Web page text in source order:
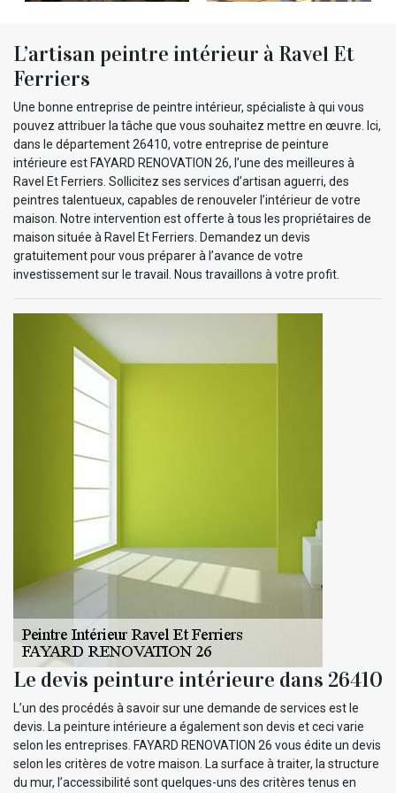
L’artisan peintre intérieur à Ravel Et
Ferriers
Une bonne entreprise de peintre intérieur, spécialiste à qui vous
pouvez attribuer la tâche que vous souhaitez mettre en œuvre. Ici,
dans le département 26410, votre entreprise de peinture
intérieure est FAYARD RENOVATION 26, l’une des meilleures à
Ravel Et Ferriers. Sollicitez ses services d’artisan aguerri, des
peintres talentueux, capables de renouveler l’intérieur de votre
maison. Notre intervention est offerte à tous les propriétaires de
maison située à Ravel Et Ferriers. Demandez un devis
gratuitement pour vous préparer à l’avance de votre
investissement sur le travail. Nous travaillons à votre profit.
Le devis peinture intérieure dans 26410
L’un des procédés à savoir sur une demande de services est le
devis. La peinture intérieure a également son devis et ceci varie
selon les entreprises. FAYARD RENOVATION 26 vous édite un devis
selon les critères de votre maison. La surface à traiter, la structure
du mur, l’accessibilité sont quelques-uns des critères tenus en